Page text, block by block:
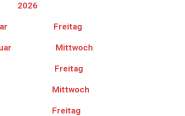
Freitag
Mittwoch
Freitag
Mittwoch
Freitag